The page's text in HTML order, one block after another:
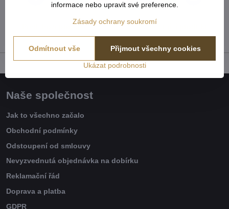
Předchozí produkt Následující produkt
Naše společnost
Jak to všechno začalo
Obchodní podmínky
Odstoupení od smlouvy
Nevyzvednutá objednávka na dobírku
Reklamační řád
Doprava a platba
GDPR
informace nebo upravit své preference.
Zásady ochrany soukromí
Ukázat podrobnosti
Přijmout všechny cookies
Odmítnout vše